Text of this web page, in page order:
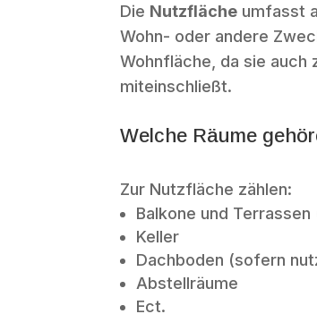
Die Nutzfläche umfasst
Wohn- oder andere
Wohnfläche, da sie auch
miteinschließt.
Welche Räume
Zur Nutzfläche zählen:
Balkone und
Keller
Dachboden (sofern
Abstellräume
Ect.